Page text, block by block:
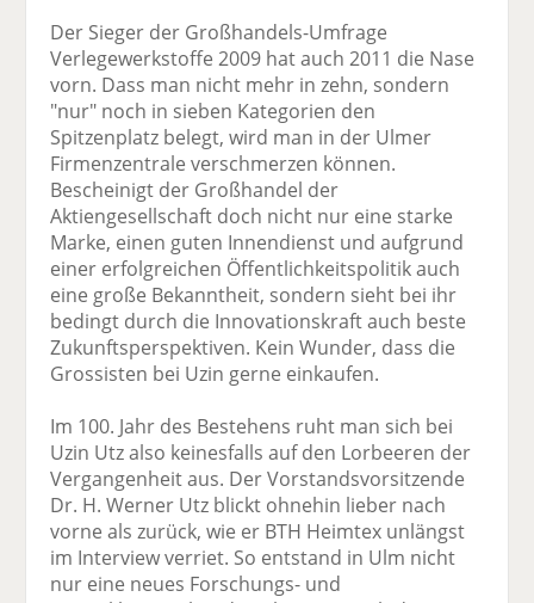
Der Sieger der Großhandels-Umfrage
Verlegewerkstoffe 2009 hat auch 2011 die Nase
vorn. Dass man nicht mehr in zehn, sondern
"nur" noch in sieben Kategorien den
Spitzenplatz belegt, wird man in der Ulmer
Firmenzentrale verschmerzen können.
Bescheinigt der Großhandel der
Aktiengesellschaft doch nicht nur eine starke
Marke, einen guten Innendienst und aufgrund
einer erfolgreichen Öffentlichkeitspolitik auch
eine große Bekanntheit, sondern sieht bei ihr
bedingt durch die Innovationskraft auch beste
Zukunftsperspektiven. Kein Wunder, dass die
Grossisten bei Uzin gerne einkaufen.
Im 100. Jahr des Bestehens ruht man sich bei
Uzin Utz also keinesfalls auf den Lorbeeren der
Vergangenheit aus. Der Vorstandsvorsitzende
Dr. H. Werner Utz blickt ohnehin lieber nach
vorne als zurück, wie er BTH Heimtex unlängst
im Interview verriet. So entstand in Ulm nicht
nur eine neues Forschungs- und